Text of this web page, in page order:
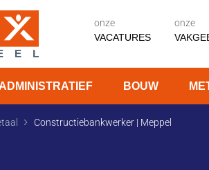
onze
VACATURES
onze
ADMINISTRATIEF BOUW
Constructiebankwerker | Meppel